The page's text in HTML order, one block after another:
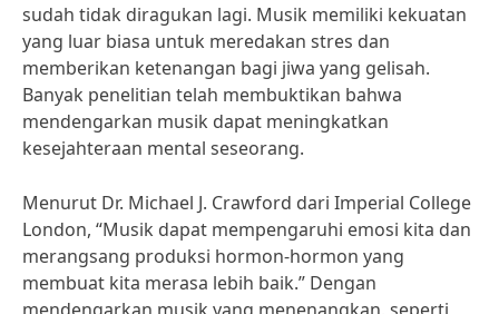
sudah tidak diragukan lagi. Musik memiliki kekuatan
yang luar biasa untuk meredakan stres dan
memberikan ketenangan bagi jiwa yang gelisah.
Banyak penelitian telah membuktikan bahwa
mendengarkan musik dapat meningkatkan
kesejahteraan mental seseorang.
Menurut Dr. Michael J. Crawford dari Imperial College
London, “Musik dapat mempengaruhi emosi kita dan
merangsang produksi hormon-hormon yang
membuat kita merasa lebih baik.” Dengan